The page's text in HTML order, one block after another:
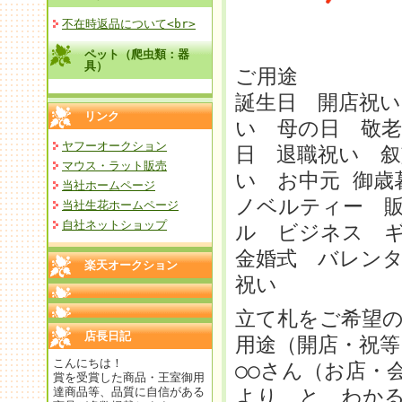
不在時返品について<br>
ペット（爬虫類：器
具）
リンク
ヤフーオークション
マウス・ラット販売
当社ホームページ
当社生花ホームページ
自社ネットショップ
楽天オークション
店長日記
こんにちは！
賞を受賞した商品・王室御用
達商品等、品質に自信がある
ご用途
誕生日 開店祝
い 母の日 敬
日 退職祝い
い お中元 御
ノベルティー
ル ビジネス
金婚式 バレン
祝い
立て札をご希望
用途（開店・祝
○○さん（お店・
より と わかる